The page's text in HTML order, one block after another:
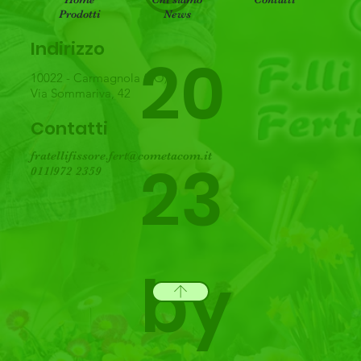
20
23
by
Indirizzo
10022 - Carmagnola (TO)
Via Sommariva, 42
Contatti
fratellifissore.fert@cometacom.it
011/972 2359
Prodotti
News